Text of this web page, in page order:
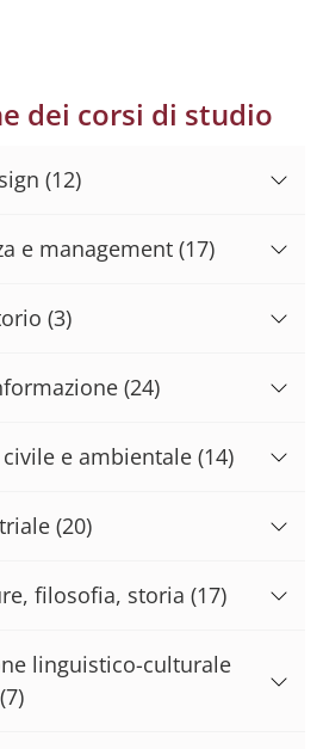
dei corsi di studio
(12)
e management (17)
(3)
(24)
e ambientale (14)
(20)
filosofia, storia (17)
linguistico-culturale
(7)